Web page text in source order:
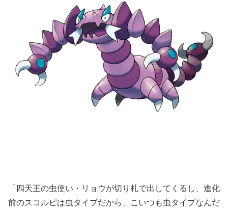
「四天王の虫使い・リョウが切り札で出してくるし、進化
前のスコルピは虫タイプだから、こいつも虫タイプなんだ